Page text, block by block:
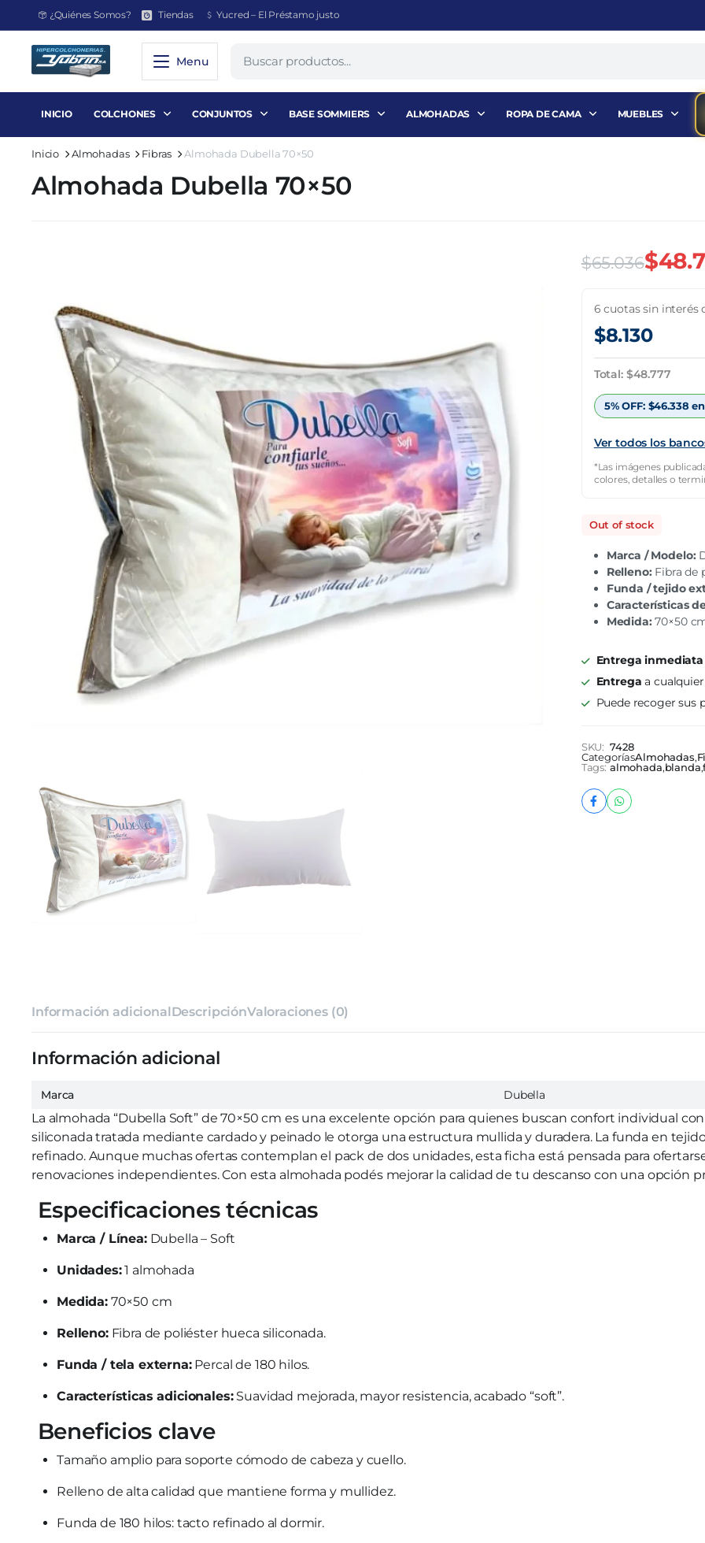
¿Quiénes Somos? Tiendas Yucred – El Préstamo justo
Menu
INICIO COLCHONES CONJUNTOS BASE SOMMIERS ALMOHADAS ROPA DE CAMA MUEBLES
Inicio Almohadas Fibras Almohada Dubella 70×50
Almohada Dubella 70×50
$65.036
precio
original
era:
$65.036.
$
precio
actual
es:
$48.777.
6 cuotas sin interés
$8.130
Total: $48.777
5% OFF: $46.338
Ver todos los
*Las imágenes
colores, detalles o
Out of stock
Marca / Modelo:
Relleno:Fibra de
Funda / tejido
Características
Medida:70×50
Entrega inmediata
Entrega a
Puede recoger sus
SKU: 7428
CategoríasAlmohadas,
Tags: almohada,blanda,
Información adicionalDescripciónValoraciones (0)
Información adicional
Marca Dubella
La almohada “Dubella Soft” de 70×50 cm es una excelente opción para quienes buscan confort individual
siliconada tratada mediante cardado y peinado le otorga una estructura mullida y duradera. La funda en
refinado. Aunque muchas ofertas contemplan el pack de dos unidades, esta ficha está pensada para
renovaciones independientes. Con esta almohada podés mejorar la calidad de tu descanso con una opción
Especificaciones técnicas
Marca / Línea:Dubella – Soft
Unidades:1 almohada
Medida:70×50 cm
Relleno:Fibra de poliéster hueca siliconada.
Funda / tela externa:Percal de 180 hilos.
Características adicionales:Suavidad mejorada, mayor resistencia, acabado “soft”.
Beneficios clave
Tamaño amplio para soporte cómodo de cabeza y cuello.
Relleno de alta calidad que mantiene forma y mullidez.
Funda de 180 hilos: tacto refinado al dormir.